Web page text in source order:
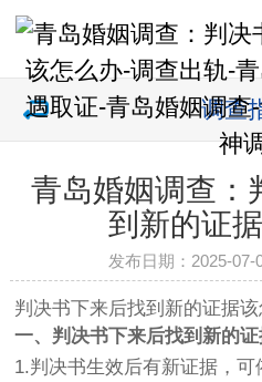
调查
青岛婚姻调查：
到新的证
发布日期：2025-07-
判决书下来后找到新的证据
一、判决书下来后找到新的
1.判决书生效后有新证据，